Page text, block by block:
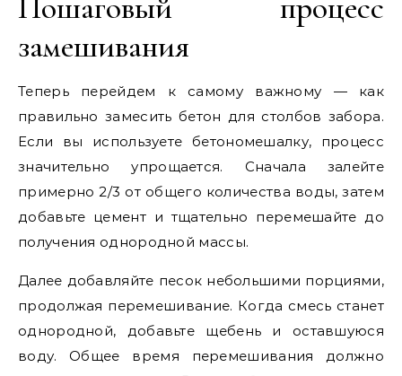
замешивания
Теперь перейдем к самому важному — как
правильно замесить бетон для столбов забора.
Если вы используете бетономешалку, процесс
значительно упрощается. Сначала залейте
примерно 2/3 от общего количества воды, затем
добавьте цемент и тщательно перемешайте до
получения однородной массы.
Далее добавляйте песок небольшими порциями,
продолжая перемешивание. Когда смесь станет
однородной, добавьте щебень и оставшуюся
воду. Общее время перемешивания должно